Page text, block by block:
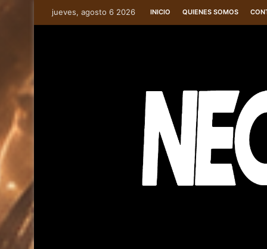
jueves, agosto 6 2026 INICIO QUIENES SOMOS